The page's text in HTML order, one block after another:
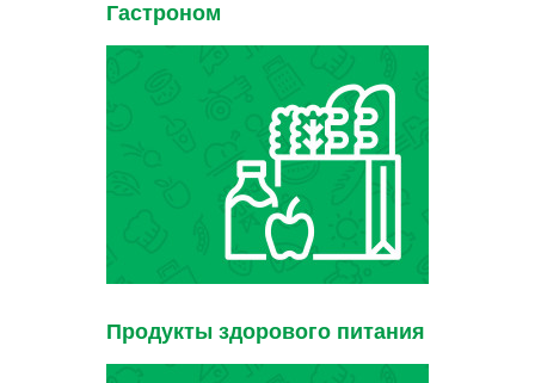
Гастроном
Продукты здорового питания